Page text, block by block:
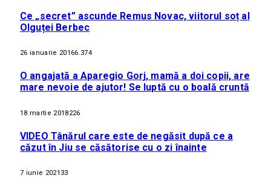
Ce „secret” ascunde Remus Novac, viitorul soț al
Olguței Berbec
26 ianuarie 20166.374
O angajată a Aparegio Gorj, mamă a doi copii, are
mare nevoie de ajutor! Se luptă cu o boală cruntă
18 martie 2018226
VIDEO Tânărul care este de negăsit după ce a
căzut în Jiu se căsătorise cu o zi înainte
7 iunie 2021 33